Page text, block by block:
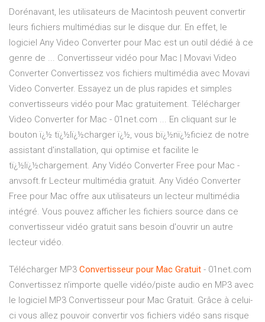
Dorénavant, les utilisateurs de Macintosh peuvent convertir
leurs fichiers multimédias sur le disque dur. En effet, le
logiciel Any Video Converter pour Mac est un outil dédié à ce
genre de ... Convertisseur vidéo pour Mac | Movavi Video
Converter Convertissez vos fichiers multimédia avec Movavi
Video Converter. Essayez un de plus rapides et simples
convertisseurs vidéo pour Mac gratuitement. Télécharger
Video Converter for Mac - 01net.com ... En cliquant sur le
bouton ï¿½ tï¿½lï¿½charger ï¿½, vous bï¿½nï¿½ficiez de notre
assistant d'installation, qui optimise et facilite le
tï¿½lï¿½chargement. Any Vidéo Converter Free pour Mac -
anvsoft.fr Lecteur multimédia gratuit. Any Vidéo Converter
Free pour Mac offre aux utilisateurs un lecteur multimédia
intégré. Vous pouvez afficher les fichiers source dans ce
convertisseur vidéo gratuit sans besoin d'ouvrir un autre
lecteur vidéo.
Télécharger MP3 Convertisseur pour Mac Gratuit - 01net.com
Convertissez n’importe quelle vidéo/piste audio en MP3 avec
le logiciel MP3 Convertisseur pour Mac Gratuit. Grâce à celui-
ci vous allez pouvoir convertir vos fichiers vidéo sans risque